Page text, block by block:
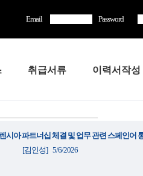
Email Password
취급서류 이력서작성
시아 파트너십 체결 및 업무 관련 스페인어
[김인성] 5/6/2026